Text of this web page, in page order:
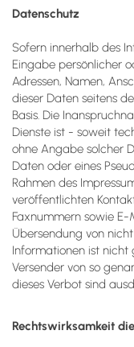
Datenschutz
Sofern innerhalb des
Eingabe persönlicher
Adressen, Namen,
dieser Daten seitens
Basis. Die
Dienste ist - soweit
ohne Angabe solcher
Daten oder eines
Rahmen des
veröffentlichten
Faxnummern sowie
Übersendung von
Informationen ist nicht
Versender von so
dieses Verbot sind
Rechtswirksamkeit